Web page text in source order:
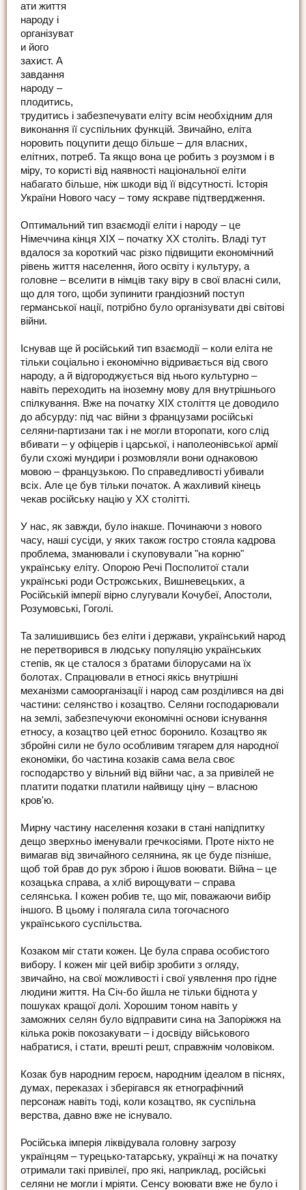
ати життя
народу і
організуват
и його
захист. А
завдання
народу –
плодитись,
трудитись і забезпечувати еліту всім необхідним для
виконання її суспільних функцій. Звичайно, еліта
норовить поцупити дещо більше – для власних,
елітних, потреб. Та якщо вона це робить з роузмом і в
міру, то користі від наявності національної еліти
набагато більше, ніж шкоди від її відсутності. Історія
України Нового часу – тому яскраве підтвердження.
Оптимальний тип взаємодії еліти і народу – це
Німеччина кінця ХІХ – початку ХХ століть. Владі тут
вдалося за короткий час різко підвищити економічний
рівень життя населення, його освіту і культуру, а
головне – вселити в німців таку віру в свої власні сили,
що для того, щоби зупинити грандіозний поступ
германської нації, потрібно було організувати дві світові
війни.
Існував ще й російський тип взаємодії – коли еліта не
тільки соціально і економічно відривається від свого
народу, а й відгороджується від нього культурно –
навіть переходить на іноземну мову для внутрішнього
спілкування. Вже на початку ХІХ століття це доводило
до абсурду: під час війни з французами російські
селяни-партизани так і не могли второпати, кого слід
вбивати – у офіцерів і царської, і наполеонівської армії
були схожі мундири і розмовляли вони однаковою
мовою – французькою. По справедливості убивали
всіх. Але це був тільки початок. А жахливий кінець
чекав російську націю у ХХ столітті.
У нас, як завжди, було інакше. Починаючи з нового
часу, наші сусіди, у яких також гостро стояла кадрова
проблема, зманювали і скуповували "на корню"
українську еліту. Опорою Речі Посполитої стали
українські роди Острожських, Вишневецьких, а
Російській імперії вірно слугували Кочубеї, Апостоли,
Розумовські, Гоголі.
Та залишившись без еліти і держави, український народ
не перетворився в людську популяцію українських
степів, як це сталося з братами білорусами на їх
болотах. Спрацювали в етносі якісь внутрішні
механізми самоорганізації і народ сам розділився на дві
частини: селянство і козацтво. Селяни господарювали
на землі, забезпечуючи економічні основи існування
етносу, а козацтво цей етнос боронило. Козацтво як
збройні сили не було особливим тягарем для народної
економіки, бо частина козаків сама вела своє
господарство у вільний від війни час, а за привілей не
платити податки платили найвищу ціну – власною
кров'ю.
Мирну частину населення козаки в стані напідпитку
дещо зверхньо іменували гречкосіями. Проте ніхто не
вимагав від звичайного селянина, як це буде пізніше,
щоб той брав до рук зброю і йшов воювати. Війна – це
козацька справа, а хліб вирощувати – справа
селянська. І кожен робив те, що міг, поважаючи вибір
іншого. В цьому і полягала сила тогочасного
українського суспільства.
Козаком міг стати кожен. Це була справа особистого
вибору. І кожен міг цей вибір зробити з огляду,
звичайно, на свої можливості і свої уявлення про гідне
людини життя. На Січ-бо йшла не тільки біднота у
пошуках кращої долі. Хорошим тоном навіть у
заможних селян було відправити сина на Запоріжжя на
кілька років покозакувати – і досвіду військового
набратися, і стати, врешті решт, справжнім чоловіком.
Козак був народним героєм, народним ідеалом в піснях,
думах, переказах і зберігався як етнографічний
персонаж навіть тоді, коли козацтво, як суспільна
верства, давно вже не існувало.
Російська імперія ліквідувала головну загрозу
українцям – турецько-татарську, українці ж на початку
отримали такі привілеї, про які, наприклад, російські
селяни не могли і мріяти. Сенсу воювати вже не було і